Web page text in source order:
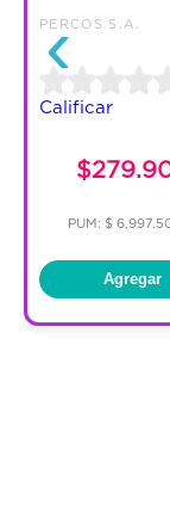
‹
PERCOS S.A.
Calificar
PUM: $
Agregar